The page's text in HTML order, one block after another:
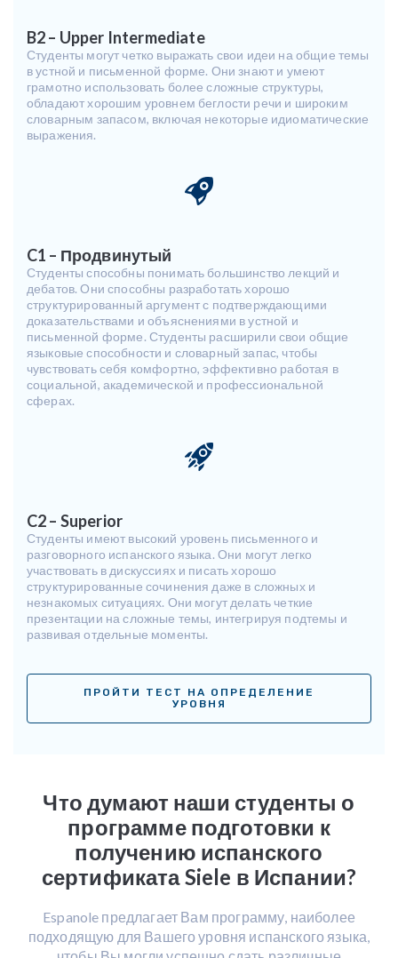
B2 – Upper Intermediate
Студенты могут четко выражать свои идеи на общие темы
в устной и письменной форме. Они знают и умеют
грамотно использовать более сложные структуры,
обладают хорошим уровнем беглости речи и широким
словарным запасом, включая некоторые идиоматические
выражения.
C1 – Продвинутый
Студенты способны понимать большинство лекций и
дебатов. Они способны разработать хорошо
структурированный аргумент с подтверждающими
доказательствами и объяснениями в устной и
письменной форме. Студенты расширили свои общие
языковые способности и словарный запас, чтобы
чувствовать себя комфортно, эффективно работая в
социальной, академической и профессиональной
сферах.
C2 – Superior
Студенты имеют высокий уровень письменного и
разговорного испанского языка. Они могут легко
участвовать в дискуссиях и писать хорошо
структурированные сочинения даже в сложных и
незнакомых ситуациях. Они могут делать четкие
презентации на сложные темы, интегрируя подтемы и
развивая отдельные моменты.
ПРОЙТИ ТЕСТ НА ОПРЕДЕЛЕНИЕ
УРОВНЯ
Что думают наши студенты о
программе подготовки к
получению испанского
сертификата Siele в Испании?
Espanole предлагает Вам программу, наиболее
подходящую для Вашего уровня испанского языка,